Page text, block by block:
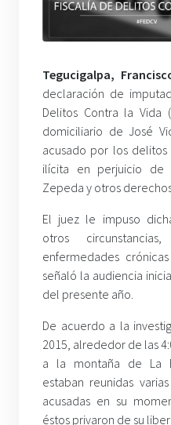
Tegucigalpa,
declaración de
Delitos Contra la Vida
domiciliario de José
acusado por los
ilícita en perjuicio de
Zepeda y otros
El juez le impuso
otros
enfermedades
señaló la audiencia
del presente año.
De acuerdo a la
2015, alrededor de las
a la montaña de La
estaban reunidas
acusadas en su
éstos privaron de su